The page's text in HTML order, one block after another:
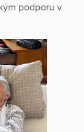
podporu v